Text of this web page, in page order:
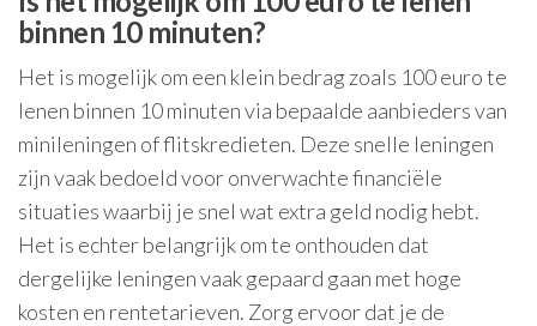
binnen 10 minuten?
Het is mogelijk om een klein bedrag zoals 100 euro te
lenen binnen 10 minuten via bepaalde aanbieders van
minileningen of flitskredieten. Deze snelle leningen
zijn vaak bedoeld voor onverwachte financiële
situaties waarbij je snel wat extra geld nodig hebt.
Het is echter belangrijk om te onthouden dat
dergelijke leningen vaak gepaard gaan met hoge
kosten en rentetarieven. Zorg ervoor dat je de